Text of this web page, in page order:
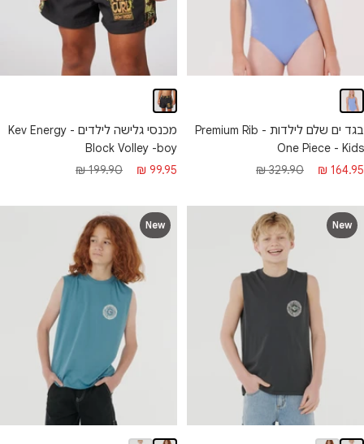
בגד ים שלם לילדות - Premium Rib
One Piece - Kids
מחיר
164.95 ₪
מחיר
329.90 ₪
מכנסי גלישה לילדים - Kev Energy
Block Volley -boy
מחיר
99.95 ₪
מחיר
199.90 ₪
New
New